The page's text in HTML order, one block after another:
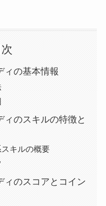
ィの基本情報
ィのスキルの特徴と
キルの概要
ィのスコアとコイン